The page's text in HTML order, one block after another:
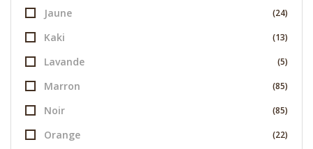
Jaune (24)
Kaki (13)
Lavande (5)
Marron (85)
Noir (85)
Orange (22)